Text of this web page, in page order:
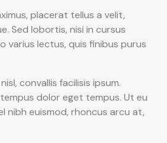
placerat tellus a velit,
Sed lobortis, nisi in cursus
varius lectus, quis finibus purus
convallis facilisis ipsum.
dolor eget tempus. Ut eu
nibh euismod, rhoncus arcu at,